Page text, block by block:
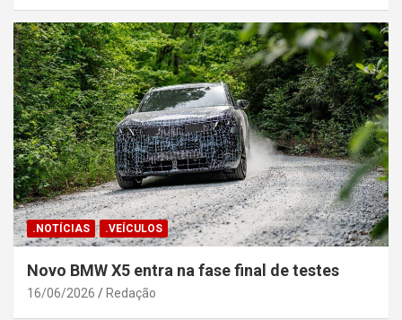
.NOTÍCIAS .VEÍCULOS
Novo BMW X5 entra na fase final de testes
16/06/2026 Redação